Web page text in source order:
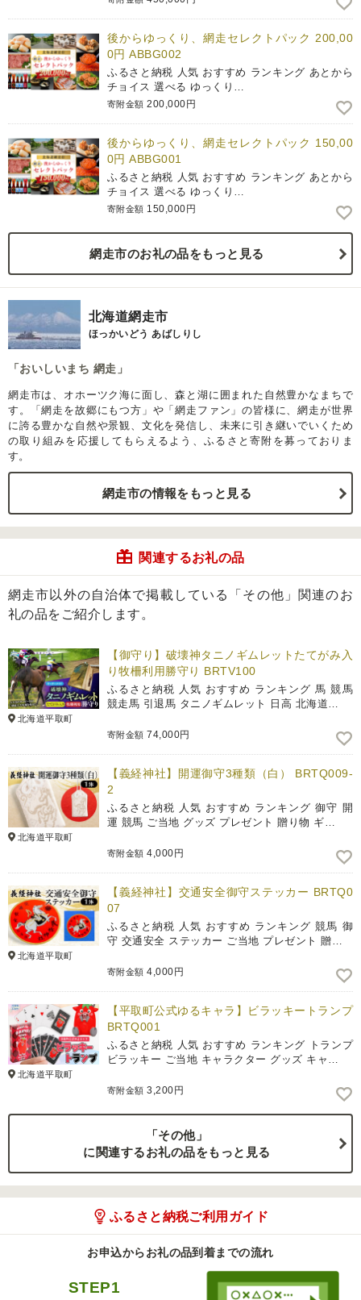
後からゆっくり、網走セレクトパック 200,00
0円 ABBG002
ふるさと納税 人気 おすすめ ランキング あとから
チョイス 選べる ゆっくり…
寄附金額 200,000円
後からゆっくり、網走セレクトパック 150,00
0円 ABBG001
ふるさと納税 人気 おすすめ ランキング あとから
チョイス 選べる ゆっくり…
寄附金額 150,000円
網走市のお礼の品をもっと見る
北海道網走市
ほっかいどう あばしりし
「おいしいまち 網走」
網走市は、オホーツク海に面し、森と湖に囲まれた自然豊かなまちで
す。「網走を故郷にもつ方」や「網走ファン」の皆様に、網走が世界
に誇る豊かな自然や景観、文化を発信し、未来に引き継いでいくため
の取り組みを応援してもらえるよう、ふるさと寄附を募っておりま
す。
網走市の情報をもっと見る
関連するお礼の品
網走市以外の自治体で掲載している「その他」関連のお
礼の品をご紹介します。
北海道平取町
【御守り】破壊神タニノギムレットたてがみ入
り牧柵利用勝守り BRTV100
ふるさと納税 人気 おすすめ ランキング 馬 競馬
競走馬 引退馬 タニノギムレット 日高 北海道…
寄附金額 74,000円
北海道平取町
【義経神社】開運御守3種類（白） BRTQ009-
2
ふるさと納税 人気 おすすめ ランキング 御守 開
運 競馬 ご当地 グッズ プレゼント 贈り物 ギ…
寄附金額 4,000円
北海道平取町
【義経神社】交通安全御守ステッカー BRTQ0
07
ふるさと納税 人気 おすすめ ランキング 競馬 御
守 交通安全 ステッカー ご当地 プレゼント 贈…
寄附金額 4,000円
北海道平取町
【平取町公式ゆるキャラ】ビラッキートランプ
BRTQ001
ふるさと納税 人気 おすすめ ランキング トランプ
ビラッキー ご当地 キャラクター グッズ キャ…
寄附金額 3,200円
「その他」
に関連するお礼の品をもっと見る
ふるさと納税ご利用ガイド
お申込からお礼の品到着までの流れ
STEP1